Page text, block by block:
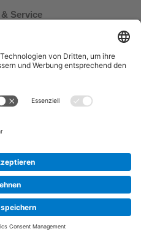
Service
Cookie-Einstellungen